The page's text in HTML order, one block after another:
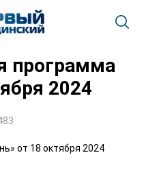
программа
2024
от 18 октября 2024